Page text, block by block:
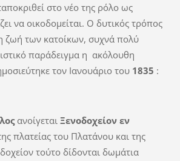
στο νέο της ρόλο ως
να οικοδομείται. Ο δυτικός τρόπος
ζωή των κατοίκων, συχνά πολύ
παράδειγμα η ακόλουθη
τον Ιανουάριο του 1835 :
ανοίγεται Ξενοδοχείον εν
πλατείας του Πλατάνου και της
τούτο δίδονται δωμάτια